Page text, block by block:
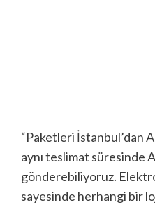
“Paketleri İstanbul’dan
aynı teslimat süresinde
gönderebiliyoruz.
sayesinde herhangi bir